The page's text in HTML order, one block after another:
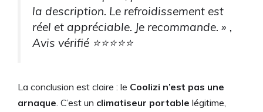
la description. Le refroidissement est
réel et appréciable. Je recommande. » ,
Avis vérifié ⭐⭐⭐⭐⭐
La conclusion est claire : le Coolizi n’est pas une
arnaque. C’est un climatiseur portable légitime,